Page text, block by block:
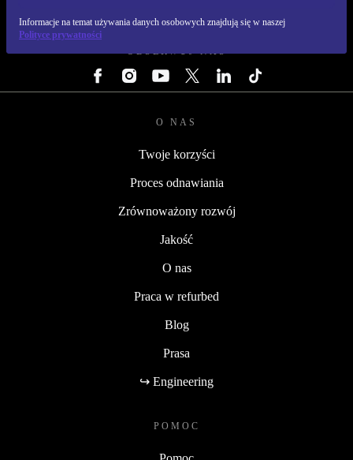
Informacje na temat używania danych osobowych znajdują się w naszej
Polityce prywatności
OBSERWUJ NAS
O NAS
Twoje korzyści
Proces odnawiania
Zrównoważony rozwój
Jakość
O nas
Praca w refurbed
Blog
Prasa
↪ Engineering
POMOC